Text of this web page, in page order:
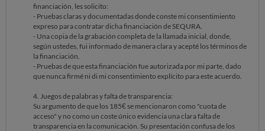
departamento jurídico se estudiarán las medidas convenientes.
Por todo lo expuesto, y dado que el reclamante miente de manera
continuada a lo largo de la reclamación, no va a procederse con lo
solicitado.
Sin otro particular, se les saluda cordialmente.
Francisco
Dpto. jurídico
reclamar@ocu.org escribió:
financiación, les solicito:
- Pruebas claras y documentadas donde conste mi consentimiento
expreso para contratar dicha financiación de SEQURA.
- Una copia de la grabación completa de la llamada inicial, donde,
según ustedes, fui informado de manera clara y acepté los términos de
la financiación.
- Pruebas de que esta financiación fue autorizada por mi parte, dado
que nunca firmé ni di mi consentimiento explícito para este acuerdo.
4. Juegos de palabras y falta de transparencia:
Su argumento de que los 185€ se mencionaron como "cuota de
acceso" y no como un coste único evidencia una clara falta de
transparencia en la comunicación. Su presentación confusa de los